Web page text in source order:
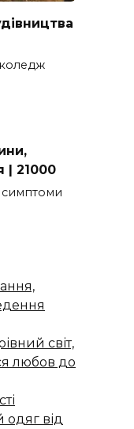
| 21000
симптоми
світ,
любов до
від